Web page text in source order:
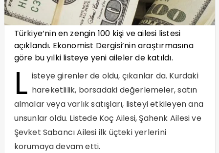
Türkiye’nin en zengin 100 kişi ve ailesi listesi
açıklandı. Ekonomist Dergisi’nin araştırmasına
göre bu yılki listeye yeni aileler de katıldı.
L isteye girenler de oldu, çıkanlar da. Kurdaki
hareketlilik, borsadaki değerlemeler, satın
almalar veya varlık satışları, listeyi etkileyen ana
unsunlar oldu. Listede Koç Ailesi, Şahenk Ailesi ve
Şevket Sabancı Ailesi ilk üçteki yerlerini
korumaya devam etti.